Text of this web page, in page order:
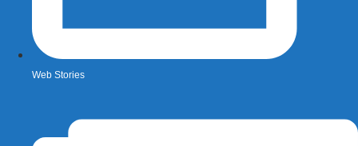
Web Stories